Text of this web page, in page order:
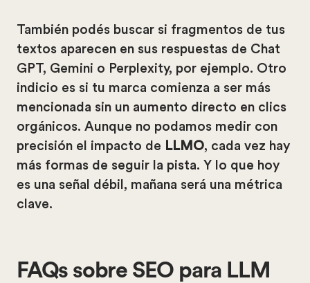
También podés buscar si fragmentos de tus
textos aparecen en sus respuestas de Chat
GPT, Gemini o Perplexity, por ejemplo. Otro
indicio es si tu marca comienza a ser más
mencionada sin un aumento directo en clics
orgánicos. Aunque no podamos medir con
precisión el impacto de LLMO, cada vez hay
más formas de seguir la pista. Y lo que hoy
es una señal débil, mañana será una métrica
clave.
FAQs sobre SEO para LLM